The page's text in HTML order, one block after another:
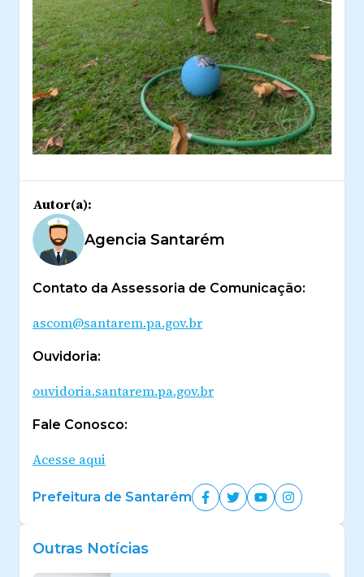
Autor(a):
Agencia Santarém
Contato da Assessoria de Comunicação:
ascom@santarem.pa.gov.br
Ouvidoria:
ouvidoria.santarem.pa.gov.br
Fale Conosco:
Acesse aqui
Prefeitura de Santarém
Outras Notícias